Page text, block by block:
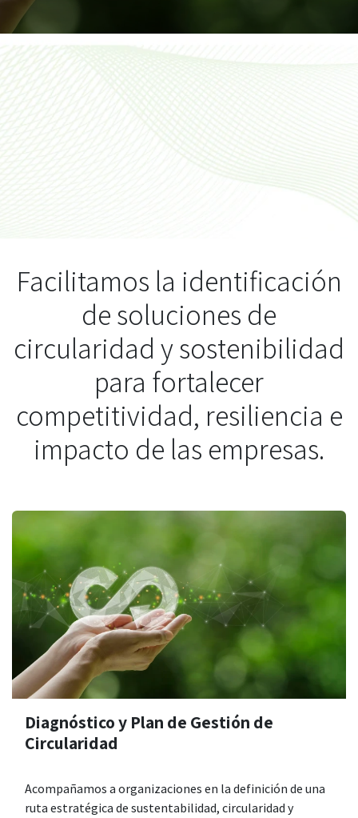
Facilitamos la identificación
de soluciones de
circularidad y sostenibilidad
para fortalecer
competitividad, resiliencia e
impacto de las empresas.
Diagnóstico y Plan de Gestión de
Circularidad
Acompañamos a organizaciones en la definición de una
ruta estratégica de sustentabilidad, circularidad y